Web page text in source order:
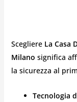
Scegliere La Casa
Milano significa
la sicurezza al
Tecnologia